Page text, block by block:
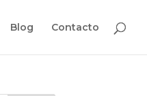
Blog Contacto